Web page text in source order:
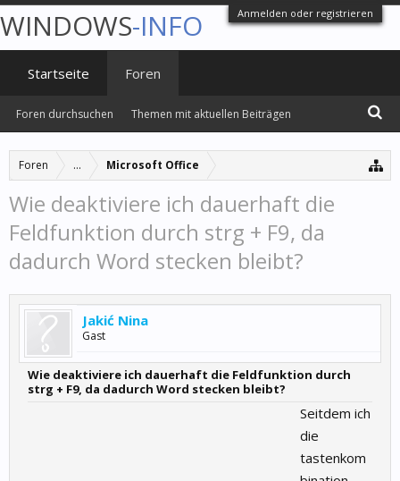
Anmelden oder registrieren
Foren ... Microsoft Office
Wie deaktiviere ich dauerhaft die
Feldfunktion durch strg + F9, da
dadurch Word stecken bleibt?
Jakić Nina
Gast
Wie deaktiviere ich dauerhaft die Feldfunktion durch
strg + F9, da dadurch Word stecken bleibt?
Seitdem ich
die
tastenkom
WINDOWS-INFO
Startseite Foren
Foren durchsuchen Themen mit aktuellen Beiträgen